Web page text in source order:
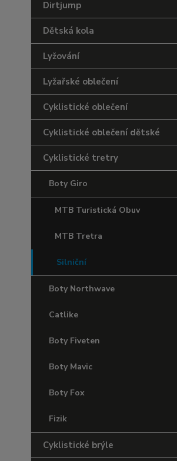
Dirtjump
Dětská kola
Lyžování
Lyžařské oblečení
Cyklistické oblečení
Cyklistické oblečení dětské
Cyklistické tretry
Boty Giro
MTB Turistická Obuv
MTB Tretra
Silniční
Boty Northwave
Catlike
Boty Fiveten
Boty Mavic
Boty Fox
Fizik
Cyklistické brýle